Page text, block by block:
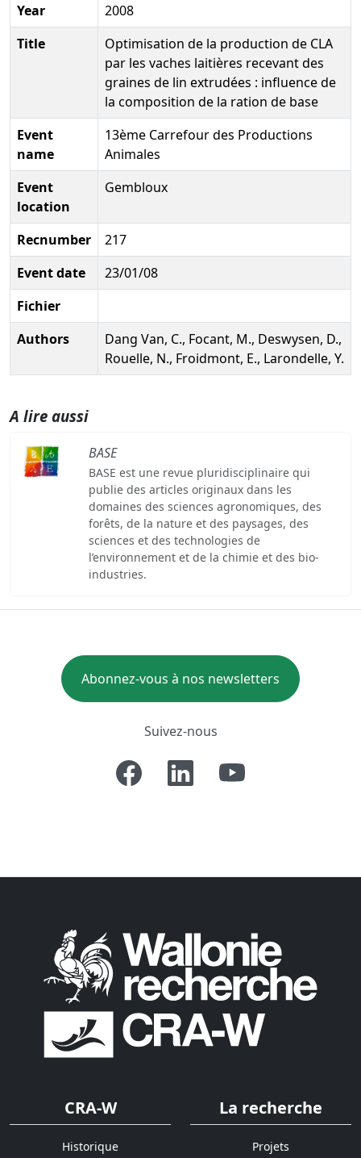
Year
2008
Title
Optimisation de la production de CLA
par les vaches laitières recevant des
graines de lin extrudées : influence de
la composition de la ration de base
Event
name
13ème Carrefour des Productions
Animales
Event
location
Gembloux
Recnumber
217
Event date
23/01/08
Fichier
Authors
Dang Van, C., Focant, M., Deswysen, D.,
Rouelle, N., Froidmont, E., Larondelle, Y.
A lire aussi
BASE
BASE est une revue pluridisciplinaire qui
publie des articles originaux dans les
domaines des sciences agronomiques, des
forêts, de la nature et des paysages, des
sciences et des technologies de
l’environnement et de la chimie et des bio-
industries.
Abonnez-vous à nos newsletters
Suivez-nous
CRA-W
Historique
La recherche
Projets